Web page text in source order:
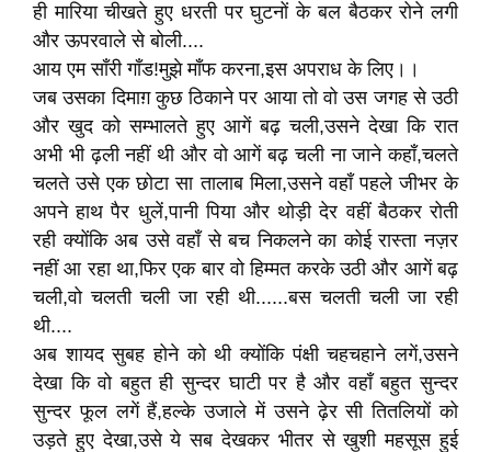
ही मारिया चीखते हुए धरती पर घुटनों के बल बैठकर रोने लगी
और ऊपरवाले से बोली....
आय एम साँरी गाँड!मुझे माँफ करना,इस अपराध के लिए।।
जब उसका दिमाग़ कुछ ठिकाने पर आया तो वो उस जगह से उठी
और खुद को सम्भालते हुए आगें बढ़ चली,उसने देखा कि रात
अभी भी ढ़ली नहीं थी और वो आगें बढ़ चली ना जाने कहाँ,चलते
चलते उसे एक छोटा सा तालाब मिला,उसने वहाँ पहले जीभर के
अपने हाथ पैर धुलें,पानी पिया और थोड़ी देर वहीं बैठकर रोती
रही क्योंकि अब उसे वहाँ से बच निकलने का कोई रास्ता नज़र
नहीं आ रहा था,फिर एक बार वो हिम्मत करके उठी और आगें बढ़
चली,वो चलती चली जा रही थी......बस चलती चली जा रही
थी....
अब शायद सुबह होने को थी क्योंकि पंक्षी चहचहाने लगें,उसने
देखा कि वो बहुत ही सुन्दर घाटी पर है और वहाँ बहुत सुन्दर
सुन्दर फूल लगें हैं,हल्के उजाले में उसने ढ़ेर सी तितलियों को
उड़ते हुए देखा,उसे ये सब देखकर भीतर से खुशी महसूस हुई